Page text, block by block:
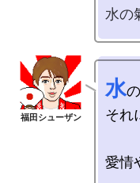
水の
水
それ
愛情